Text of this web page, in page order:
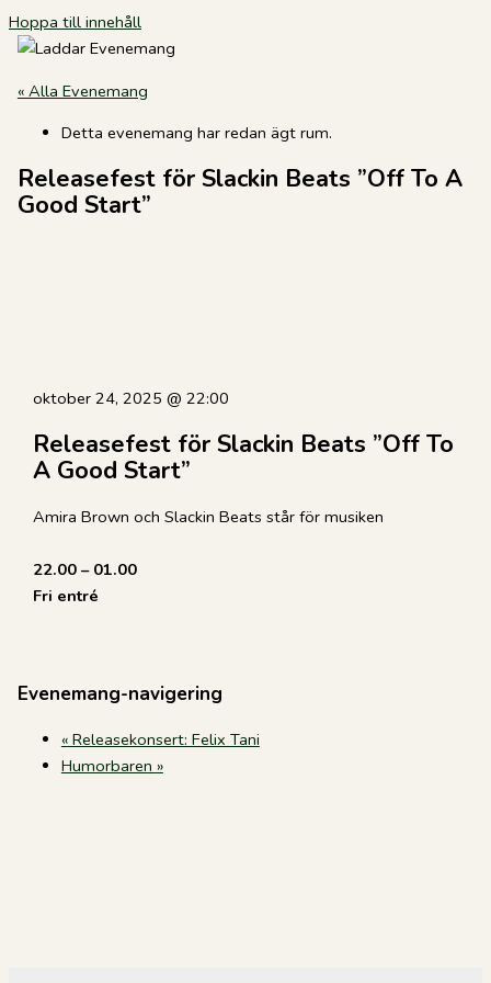
Hoppa till innehåll
« Alla Evenemang
Detta evenemang har redan ägt rum.
Releasefest för Slackin Beats ”Off To A
Good Start”
oktober 24, 2025@22:00
Releasefest för Slackin Beats ”Off To
A Good Start”
Amira Brown och Slackin Beats står för musiken
22.00 – 01.00
Fri entré
Evenemang-navigering
«Releasekonsert: Felix Tani
Humorbaren »